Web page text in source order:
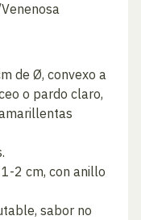
de Ø, convexo a
o pardo claro,
2 cm, con anillo
sabor no